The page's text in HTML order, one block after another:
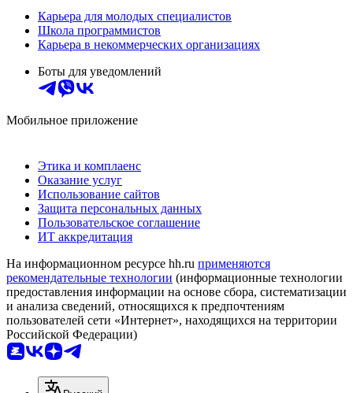
Карьера для молодых специалистов
Школа программистов
Карьера в некоммерческих организациях
Боты для уведомлений
Мобильное приложение
Этика и комплаенс
Оказание услуг
Использование сайтов
Защита персональных данных
Пользовательское соглашение
ИТ аккредитация
На информационном ресурсе hh.ru применяются
рекомендательные технологии (информационные технологии
предоставления информации на основе сбора, систематизации
и анализа сведений, относящихся к предпочтениям
пользователей сети «Интернет», находящихся на территории
Российской Федерации)